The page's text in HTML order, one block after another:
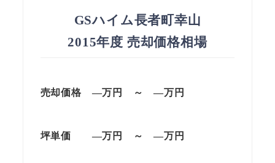
GSハイム長者町幸山
2015年度 売却価格相場
売却価格 —万円 ～—万円
坪単価 —万円 ～—万円